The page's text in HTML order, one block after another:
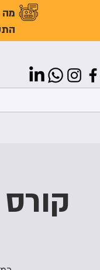
מה
קורס Onshape בארבעה מפגשים